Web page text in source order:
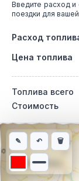
Введите расход и
поездки для
Расход
Цена топлива
Топлива всего
Стоимость
Интерактивная
✎ ↶ 🗑